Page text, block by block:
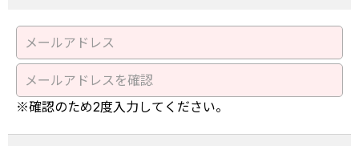
※確認のため2度入力してください。